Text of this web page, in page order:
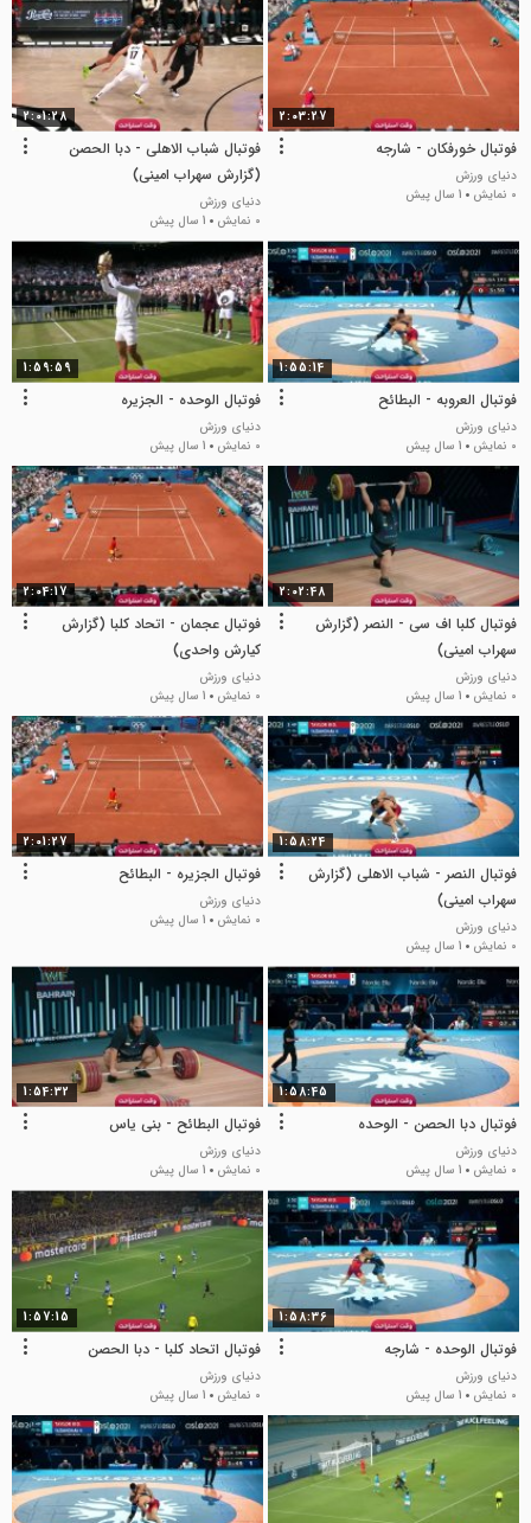
2:03:27
فوتبال خورفکان - شارجه
دنیای ورزش
0 نمایش
1 سال پیش
2:01:28
فوتبال شباب الاهلی - دبا الحصن
(گزارش سهراب امینی)
دنیای ورزش
0 نمایش
1 سال پیش
1:55:14
فوتبال العروبه - البطائح
دنیای ورزش
0 نمایش
1 سال پیش
1:59:59
فوتبال الوحده - الجزیره
دنیای ورزش
0 نمایش
1 سال پیش
2:02:48
فوتبال کلبا اف سی - النصر (گزارش
سهراب امینی)
دنیای ورزش
0 نمایش
1 سال پیش
2:04:17
فوتبال عجمان - اتحاد کلبا (گزارش
کیارش واحدی)
دنیای ورزش
0 نمایش
1 سال پیش
1:58:24
فوتبال النصر - شباب الاهلی (گزارش
سهراب امینی)
دنیای ورزش
0 نمایش
1 سال پیش
2:01:27
فوتبال الجزیره - البطائح
دنیای ورزش
0 نمایش
1 سال پیش
1:58:45
فوتبال دبا الحصن - الوحده
دنیای ورزش
0 نمایش
1 سال پیش
1:54:32
فوتبال البطائح - بنی یاس
دنیای ورزش
0 نمایش
1 سال پیش
1:58:36
فوتبال الوحده - شارجه
دنیای ورزش
0 نمایش
1 سال پیش
1:57:15
فوتبال اتحاد کلبا - دبا الحصن
دنیای ورزش
0 نمایش
1 سال پیش